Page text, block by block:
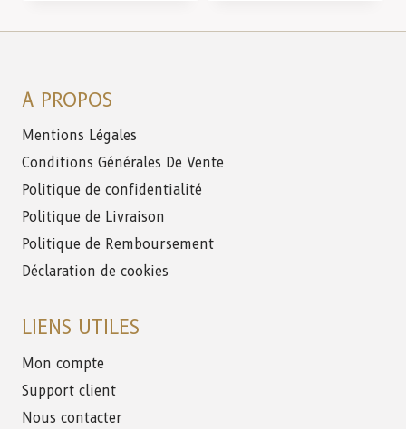
A PROPOS
Mentions Légales
Conditions Générales De Vente
Politique de confidentialité
Politique de Livraison
Politique de Remboursement
Déclaration de cookies
LIENS UTILES
Mon compte
Support client
Nous contacter